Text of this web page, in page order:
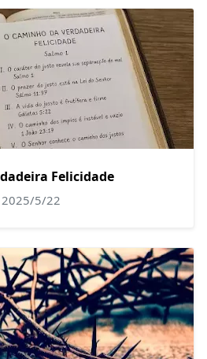
Felicidade
2025/5/22